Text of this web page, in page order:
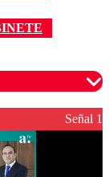
un
Señal 1